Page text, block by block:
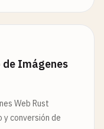
Imágenes
Web Rust
conversión de